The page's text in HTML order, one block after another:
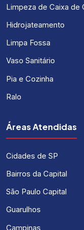
Limpeza de Caixa de
Hidrojateamento
Limpa Fossa
Vaso Sanitário
Pia e Cozinha
Ralo
Áreas Atendidas
Cidades de SP
Bairros da Capital
São Paulo Capital
Guarulhos
Campinas